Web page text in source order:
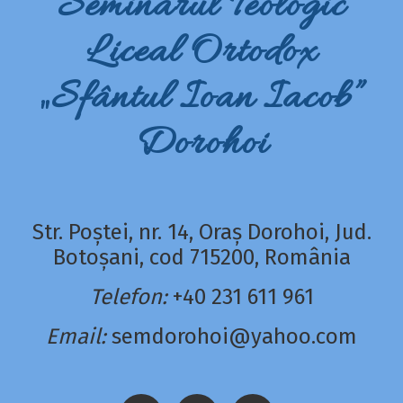
Liceal Ortodox
„Sfântul Ioan Iacob”
Dorohoi
Str. Poștei, nr. 14, Oraș Dorohoi, Jud.
Botoșani, cod 715200, România
Telefon: +40 231 611 961
Email: semdorohoi@yahoo.com